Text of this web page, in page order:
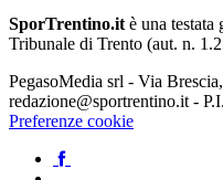
SporTrentino.it è una testata
Tribunale di Trento (aut. n.
PegasoMedia srl - Via
redazione@sportrentino.it -
Preferenze cookie